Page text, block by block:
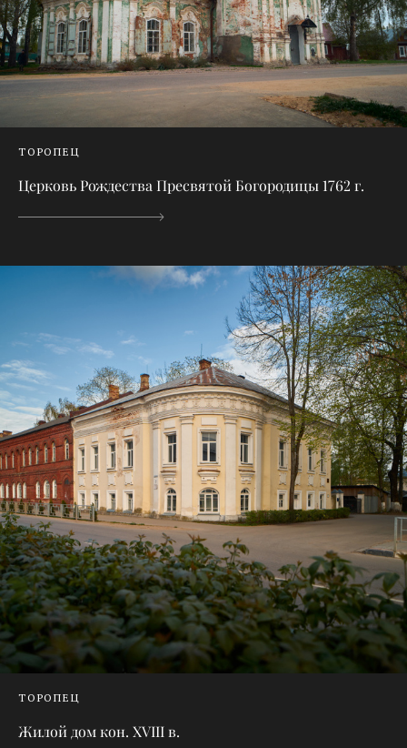
ТОРОПЕЦ
Церковь Рождества Пресвятой Богородицы 1762 г.
ТОРОПЕЦ
Жилой дом кон. XVIII в.